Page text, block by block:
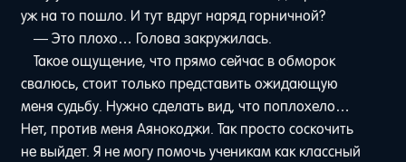
уж на то пошло. И тут вдруг наряд горничной?
— Это плохо… Голова закружилась.
Такое ощущение, что прямо сейчас в обморок
свалюсь, стоит только представить ожидающую
меня судьбу. Нужно сделать вид, что поплохело…
Нет, против меня Аянокоджи. Так просто соскочить
не выйдет. Я не могу помочь ученикам как классный